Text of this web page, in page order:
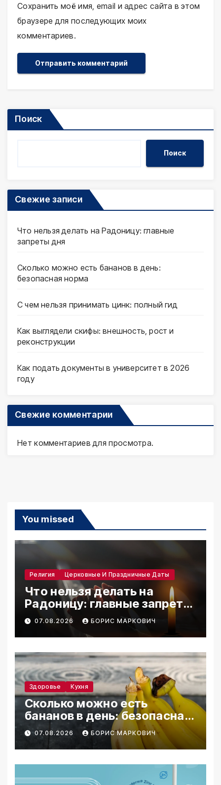
Сохранить моё имя, email и адрес сайта в этом
браузере для последующих моих
комментариев.
Поиск
Поиск
Свежие записи
Что нельзя делать на Радоницу: главные
запреты дня
Сколько можно есть бананов в день:
безопасная норма
С чем нельзя принимать цинк: полный гид
Как выглядели скифы: внешность, рост и
реконструкции
Как подать документы в университет в 2026
году
Свежие комментарии
Нет комментариев для просмотра.
You missed
Религия Церковные И Праздничные Даты
Что нельзя делать на
Радоницу: главные запреты
дня
07.08.2026 БОРИС МАРКОВИЧ
Здоровье Кухня
Сколько можно есть
бананов в день: безопасная
норма
07.08.2026 БОРИС МАРКОВИЧ